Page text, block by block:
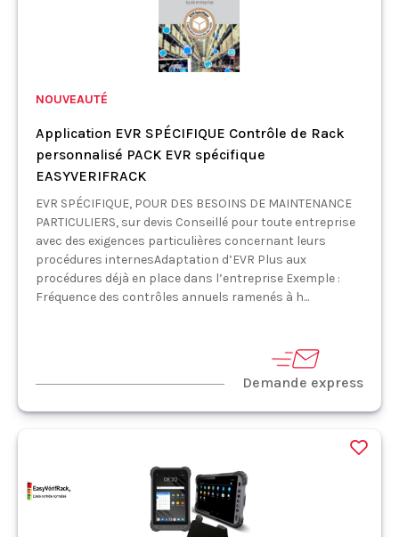
NOUVEAUTÉ
Application EVR SPÉCIFIQUE Contrôle de Rack
personnalisé PACK EVR spécifique
EASYVERIFRACK
EVR SPÉCIFIQUE, POUR DES BESOINS DE MAINTENANCE
PARTICULIERS, sur devis Conseillé pour toute entreprise
avec des exigences particulières concernant leurs
procédures internesAdaptation d’EVR Plus aux
procédures déjà en place dans l’entreprise Exemple :
Fréquence des contrôles annuels ramenés à h...
Demande express